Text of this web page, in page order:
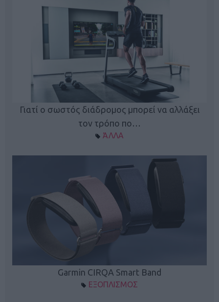
Γιατί ο σωστός διάδρομος μπορεί να αλλάξει
τον τρόπο πο…
ΆΛΛΑ
Garmin CIRQA Smart Band
ΕΞΟΠΛΙΣΜΟΣ